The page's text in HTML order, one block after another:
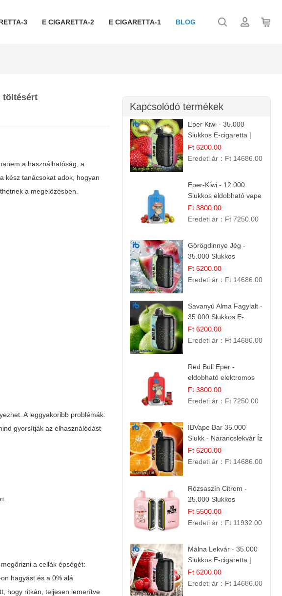
3 E CIGARETTA-2 E CIGARETTA-1 BLOG
töltésért
a használhatóság, a
kész tanácsokat adok, hogyan
a megelőzésben.
A leggyakoribb problémák:
gyorsítják az elhasználódást
a cellák épségét:
hagyást és a 0% alá
hogy ritkán, teljesen lemerítve
Kapcsolódó termékek
Eper Kiwi - 35.000
Slukkos E-cigaretta |
IBVape Bar Friss
Gyümölcs Ízek
Ft 6200.00
Eredeti ár： Ft 14686.00
Eper-Kiwi - 12.000
Slukkos eldobható vape
| Friss Gyümölcs
Kombináció
Ft 3800.00
Eredeti ár： Ft 7250.00
Görögdinnye Jég -
35.000 Slukkos
eldobható vape |
IBVape Bar Frissítő
Ft 6200.00
Eredeti ár： Ft 14686.00
Savanyú Alma Fagylalt -
35.000 Slukkos E-
cigaretta | IBVape Bar
Ft 6200.00
Eredeti ár： Ft 14686.00
Red Bull Eper -
eldobható elektromos
cigi | Energizáló
Gyümölcs Íz
Ft 3800.00
Eredeti ár： Ft 7250.00
IBVape Bar 35.000
Slukk - Narancslekvár Íz
| Prémium E-cigaretta
Ft 6200.00
Eredeti ár： Ft 14686.00
Rózsaszín Citrom -
25.000 Slukkos
eldobható e-Cigaretta |
IBvape Bar
Ft 5500.00
Eredeti ár： Ft 11932.00
Málna Lekvár - 35.000
Slukkos E-cigaretta |
IBVape Bar Édes
Gyümölcs Íz
Ft 6200.00
Eredeti ár： Ft 14686.00